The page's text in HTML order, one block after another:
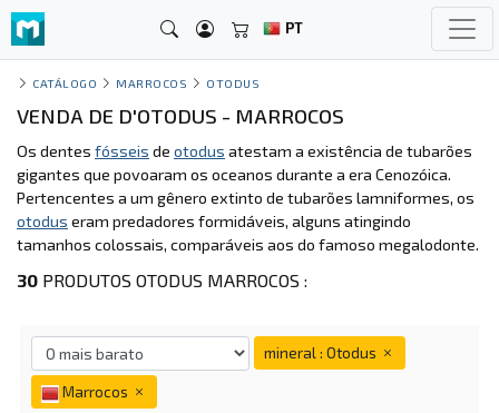
PT
CATÁLOGO MARROCOS OTODUS
VENDA DE D'OTODUS - MARROCOS
Os dentes fósseis de otodus atestam a existência de tubarões
gigantes que povoaram os oceanos durante a era Cenozóica.
Pertencentes a um gênero extinto de tubarões lamniformes, os
otodus eram predadores formidáveis, alguns atingindo
tamanhos colossais, comparáveis aos do famoso megalodonte.
30 PRODUTOS OTODUS MARROCOS :
mineral : Otodus
Marrocos